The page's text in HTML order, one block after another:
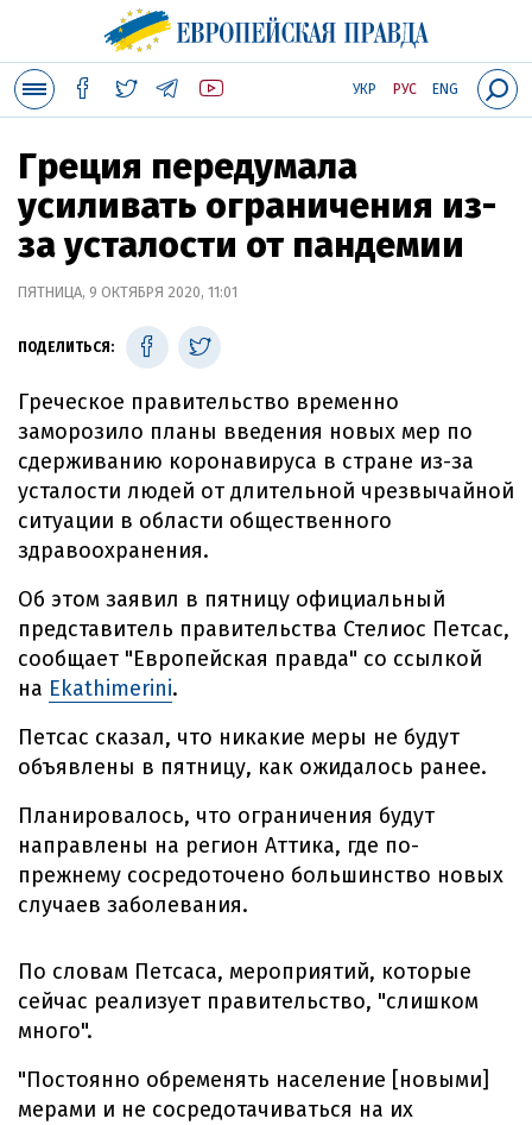
УКР РУС ENG
Греция передумала
усиливать ограничения из-
за усталости от пандемии
ПЯТНИЦА, 9 ОКТЯБРЯ 2020, 11:01
ПОДЕЛИТЬСЯ:
Греческое правительство временно
заморозило планы введения новых мер по
сдерживанию коронавируса в стране из-за
усталости людей от длительной чрезвычайной
ситуации в области общественного
здравоохранения.
Об этом заявил в пятницу официальный
представитель правительства Стелиос Петсас,
сообщает "Европейская правда" со ссылкой
на Ekathimerini.
Петсас сказал, что никакие меры не будут
объявлены в пятницу, как ожидалось ранее.
Планировалось, что ограничения будут
направлены на регион Аттика, где по-
прежнему сосредоточено большинство новых
случаев заболевания.
По словам Петсаса, мероприятий, которые
сейчас реализует правительство, "слишком
много".
"Постоянно обременять население [новыми]
мерами и не сосредотачиваться на их